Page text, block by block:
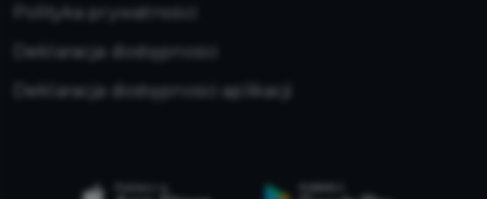
Polityka prywatności
Deklaracja dostępności
Deklaracja dostępności aplikacji